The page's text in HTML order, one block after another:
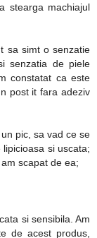
stearga machiajul
sa simt o senzatie
senzatia de piele
constatat ca este
post it fara adeziv
pic, sa vad ce se
si uscata;
scapat de ea;
si sensibila. Am
de acest produs,